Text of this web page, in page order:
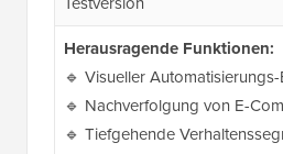
Herausragende Funktionen:
🔹 Visueller
🔹 Nachverfolgung von E-
🔹 Tiefgehende